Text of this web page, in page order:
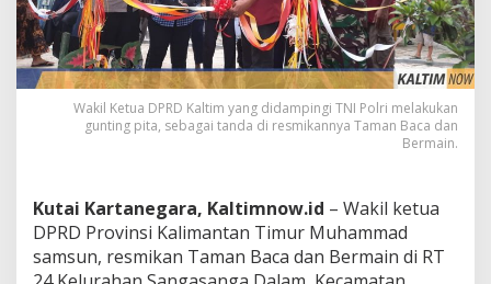
Wakil Ketua DPRD Kaltim yang didampingi TNI Polri melakukan
gunting pita, sebagai tanda di resmikannya Taman Baca dan
Bermain.
Kutai Kartanegara, Kaltimnow.id – Wakil ketua
DPRD Provinsi Kalimantan Timur Muhammad
samsun, resmikan Taman Baca dan Bermain di RT